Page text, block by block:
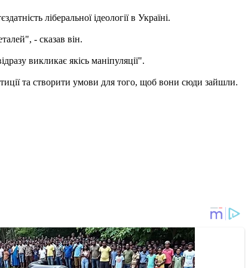
ліберальної ідеології в Україні.
- сказав він.
викликає якісь маніпуляції".
та створити умови для того, щоб вони сюди зайшли.